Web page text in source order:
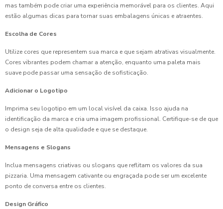
mas também pode criar uma experiência memorável para os clientes. Aqui
estão algumas dicas para tornar suas embalagens únicas e atraentes.
Escolha de Cores
Utilize cores que representem sua marca e que sejam atrativas visualmente.
Cores vibrantes podem chamar a atenção, enquanto uma paleta mais
suave pode passar uma sensação de sofisticação.
Adicionar o Logotipo
Imprima seu logotipo em um local visível da caixa. Isso ajuda na
identificação da marca e cria uma imagem profissional. Certifique-se de que
o design seja de alta qualidade e que se destaque.
Mensagens e Slogans
Inclua mensagens criativas ou slogans que reflitam os valores da sua
pizzaria. Uma mensagem cativante ou engraçada pode ser um excelente
ponto de conversa entre os clientes.
Design Gráfico